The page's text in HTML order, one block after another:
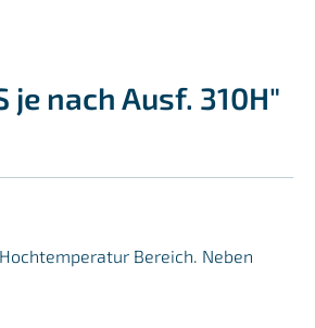
nach Ausf. 310H"
Bereich. Neben